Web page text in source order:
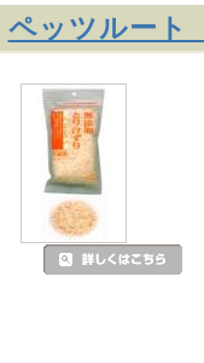
ペッツルー